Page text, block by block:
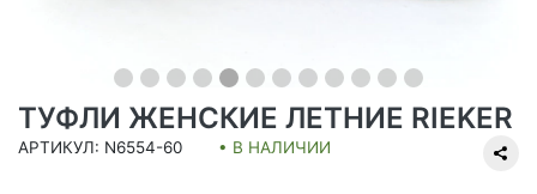
ТУФЛИ ЖЕНСКИЕ ЛЕТНИЕ RIEKER
АРТИКУЛ: N6554-60 • В НАЛИЧИИ